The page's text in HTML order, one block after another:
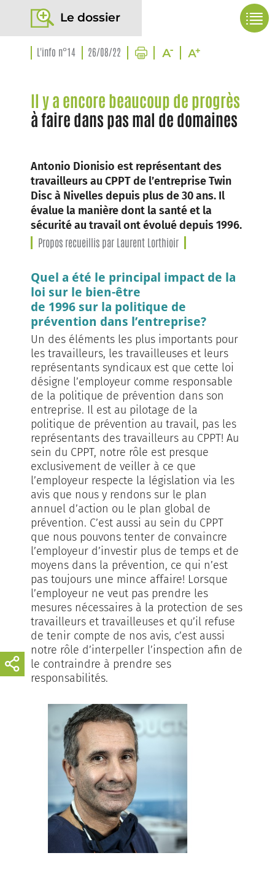
Le dossier
L'info n°14 26/08/22
Il y a encore beaucoup de progrès
à faire dans pas mal de domaines
Antonio Dionisio est représentant des
travailleurs au CPPT de l’entreprise Twin
Disc à Nivelles depuis plus de 30 ans. Il
évalue la manière dont la santé et la
sécurité au travail ont évolué depuis 1996.
Propos recueillis par Laurent Lorthioir
Quel a été le principal impact de la
loi sur le bien-être
de 1996 sur la politique de
prévention dans l’entreprise?
Un des éléments les plus importants pour
les travailleurs, les travailleuses et leurs
représentants syndicaux est que cette loi
désigne l’employeur comme responsable
de la politique de prévention dans son
entreprise. Il est au pilotage de la
politique de prévention au travail, pas les
représentants des travailleurs au CPPT! Au
sein du CPPT, notre rôle est presque
exclusivement de veiller à ce que
l’employeur respecte la législation via les
avis que nous y rendons sur le plan
annuel d’action ou le plan global de
prévention. C’est aussi au sein du CPPT
que nous pouvons tenter de convaincre
l’employeur d’investir plus de temps et de
moyens dans la prévention, ce qui n’est
pas toujours une mince affaire! Lorsque
l’employeur ne veut pas prendre les
mesures nécessaires à la protection de ses
travailleurs et travailleuses et qu’il refuse
de tenir compte de nos avis, c’est aussi
notre rôle d’interpeller l’inspection afin de
le contraindre à prendre ses
responsabilités.